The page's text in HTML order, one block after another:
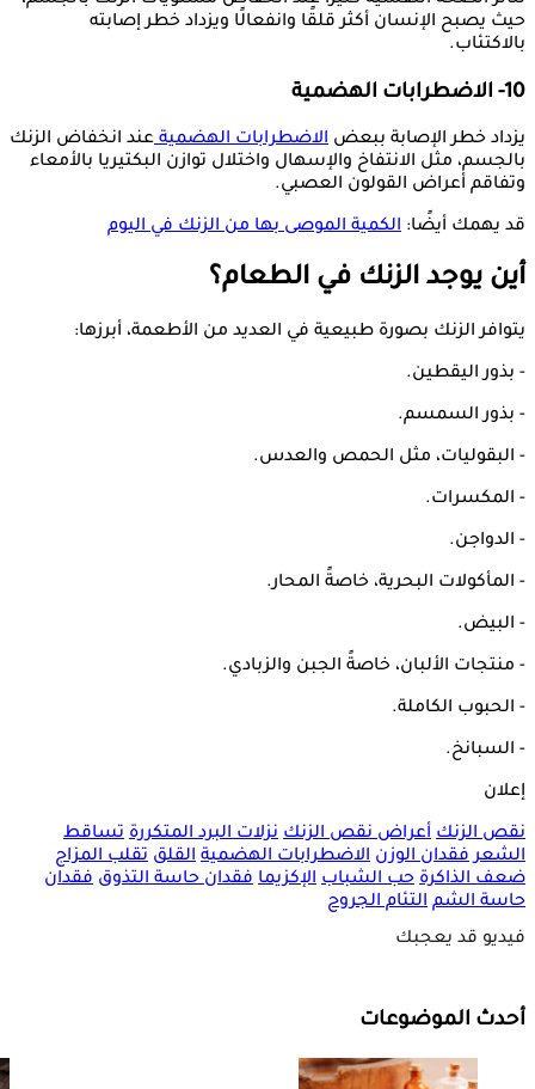
حيث يصبح الإنسان أكثر قلقًا وانفعالًا ويزداد خطر إصابته
بالاكتئاب.
10- الاضطرابات الهضمية
يزداد خطر الإصابة ببعض الاضطرابات الهضميةعند انخفاض الزنك
بالجسم، مثل الانتفاخ والإسهال واختلال توازن البكتيريا بالأمعاء
وتفاقم أعراض القولون العصبي.
قد يهمك أيضًا: الكمية الموصى بها من الزنك في اليوم
أين يوجد الزنك في الطعام؟
يتوافر الزنك بصورة طبيعية في العديد من الأطعمة، أبرزها:
- بذور اليقطين.
- بذور السمسم.
- البقوليات، مثل الحمص والعدس.
- المكسرات.
- الدواجن.
- المأكولات البحرية، خاصةً المحار.
- البيض.
- منتجات الألبان، خاصةً الجبن والزبادي.
- الحبوب الكاملة.
- السبانخ.
إعلان
نقص الزنك أعراض نقص الزنك نزلات البرد المتكررة تساقط
الشعر فقدان الوزن الاضطرابات الهضمية القلق تقلب المزاج
ضعف الذاكرة حب الشباب الإكزيما فقدان حاسة التذوق فقدان
حاسة الشم التئام الجروح
فيديو قد يعجبك
أحدث الموضوعات